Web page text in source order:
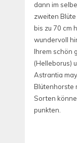
dann im
zweiten
bis zu 70 cm
wundervoll
Ihrem schön
(Helleborus)
Astrantia
Blütenhorste
Sorten
punkten.